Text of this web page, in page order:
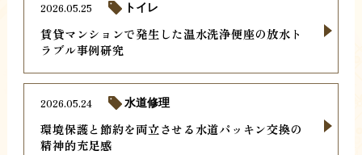
賃貸マンションで発生した温水洗浄便座の放水ト
ラブル事例研究
2026.05.25 トイレ
環境保護と節約を両立させる水道パッキン交換の
精神的充足感
2026.05.24 水道修理